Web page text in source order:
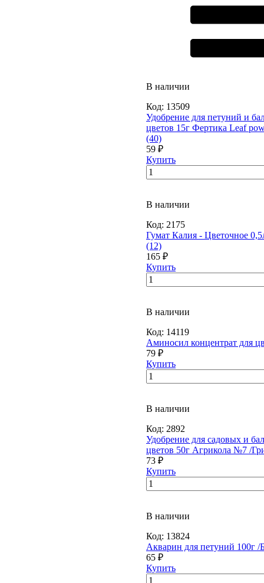
В наличии
Код: 13509
Удобрение для петуний и
цветов 15г Фертика Leaf
(40)
59 ₽
Купить
В наличии
Код: 2175
Гумат Калия - Цветочное
(12)
165 ₽
Купить
В наличии
Код: 14119
Аминосил концентрат для
79 ₽
Купить
В наличии
Код: 2892
Удобрение для садовых и
цветов 50г Агрикола №7 /
73 ₽
Купить
В наличии
Код: 13824
Акварин для петуний 100г /
65 ₽
Купить